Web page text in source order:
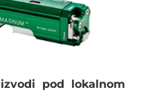
izvodi pod lokalnom